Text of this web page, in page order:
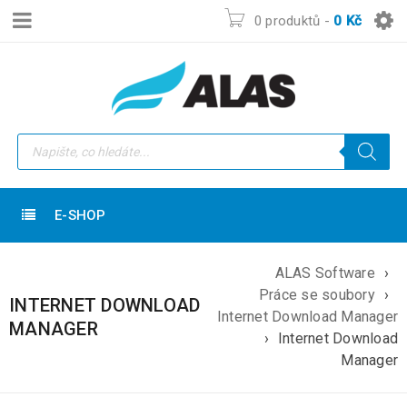
0 produktů - 0 Kč
E-SHOP
INTERNET DOWNLOAD
MANAGER
ALAS Software
›
Práce se soubory ›
Internet Download Manager
›
Internet Download
Manager